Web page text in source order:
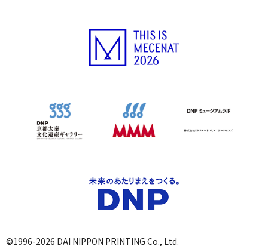
©1996-2026 DAI NIPPON PRINTING Co., Ltd.